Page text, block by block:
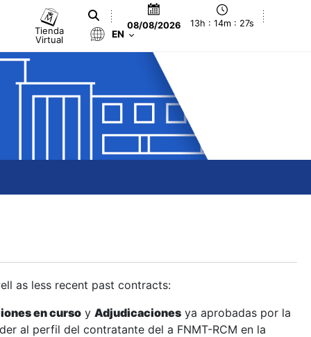
Tienda
Virtual
08/08/2026 13h : 14m : 27s
EN
as less recent past contracts:
en curso y Adjudicaciones ya aprobadas por la
al perfil del contratante del a FNMT-RCM en la